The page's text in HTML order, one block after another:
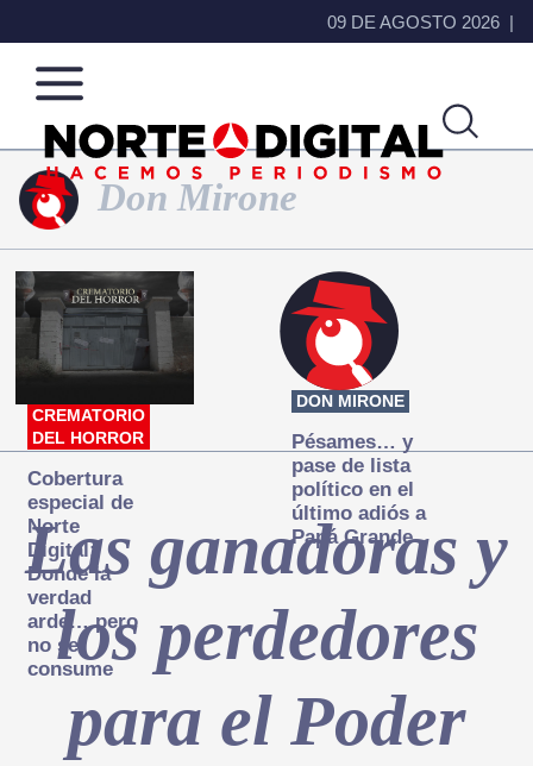
09 DE AGOSTO 2026
Norte
de
Ciudad
Juárez
Más
que
noticias,
hacemos periodismo
Don Mirone
CREMATORIO
DEL HORROR
Cobertura
especial de
Norte
Digital:
Donde la
verdad
arde… pero
no se
consume
DON MIRONE
Pésames… y
pase de lista
político en el
último adiós a
Papá Grande
Las ganadoras y
los perdedores
para el Poder